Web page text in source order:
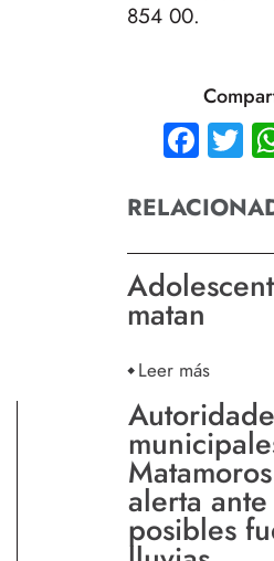
854 00.
matan
Leer más
alerta ante
posibles